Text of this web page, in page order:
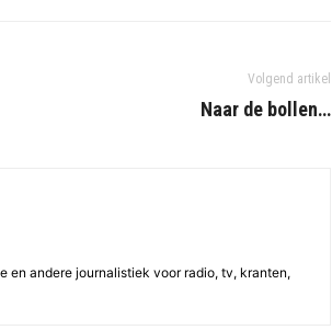
Volgend artikel
Naar de bollen…
en andere journalistiek voor radio, tv, kranten,